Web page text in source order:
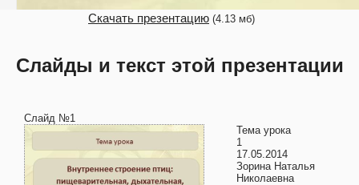
Скачать презентацию (4.13 мб)
Слайды и текст этой презентации
Слайд №1
Тема урока
1
17.05.2014
Зорина Наталья
Николаевна